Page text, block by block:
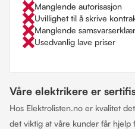
Manglende autorisasjon
Uvillighet til å skrive
Manglende
Usedvanlig lave priser
Våre elektrikere er
Hos Elektrolisten.no er kvalitet
det viktig at våre kunder får hjelp